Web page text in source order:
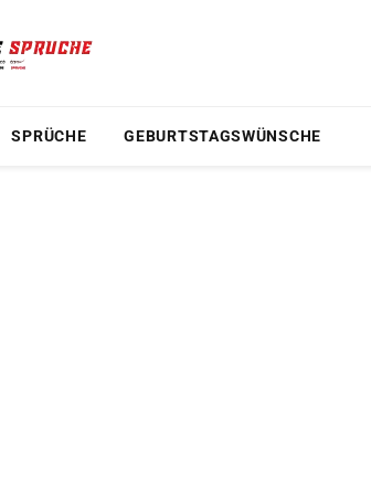
SPRÜCHE GEBURTSTAGSWÜNSCHE